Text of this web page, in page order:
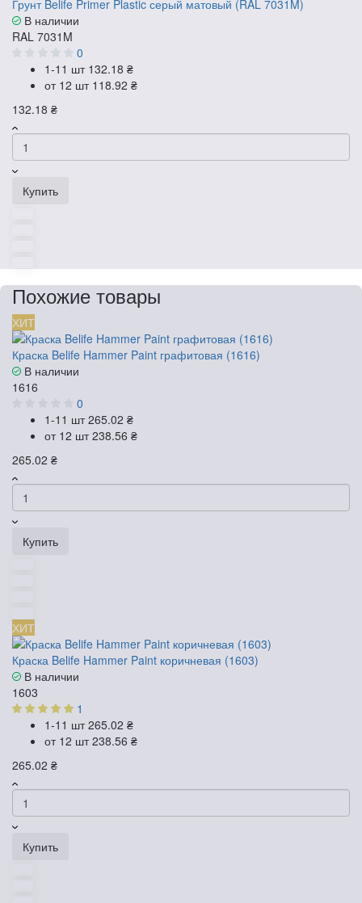
Грунт Belife Primer Plastic серый матовый (RAL 7031M)
В наличии
RAL 7031M
0
1-11 шт 132.18 ₴
от 12 шт 118.92 ₴
132.18 ₴
Купить
Похожие товары
ХИТ
Краска Belife Hammer Paint графитовая (1616)
В наличии
1616
0
1-11 шт265.02 ₴
от 12 шт238.56 ₴
265.02 ₴
Купить
ХИТ
Краска Belife Hammer Paint коричневая (1603)
В наличии
1603
1
1-11 шт265.02 ₴
от 12 шт238.56 ₴
265.02 ₴
Купить